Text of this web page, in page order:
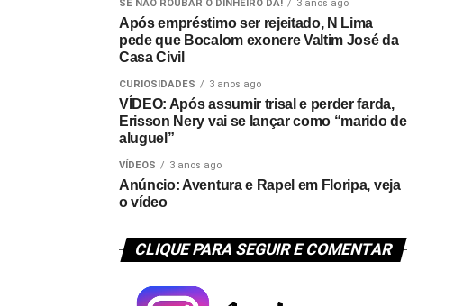
SE NÃO ROUBAR O DINHEIRO DÁ! 3 anos ago
Após empréstimo ser rejeitado, N Lima
pede que Bocalom exonere Valtim José da
Casa Civil
CURIOSIDADES 3 anos ago
VÍDEO: Após assumir trisal e perder farda,
Erisson Nery vai se lançar como “marido de
aluguel”
VÍDEOS 3 anos ago
Anúncio: Aventura e Rapel em Floripa, veja
o vídeo
CLIQUE PARA SEGUIR E COMENTAR